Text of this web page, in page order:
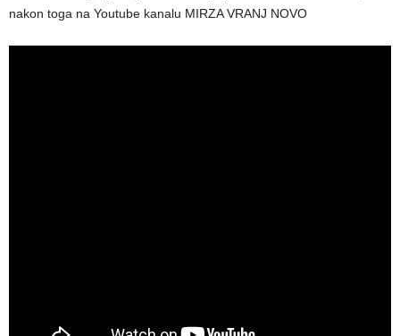
nakon toga na Youtube kanalu MIRZA VRANJ NOVO